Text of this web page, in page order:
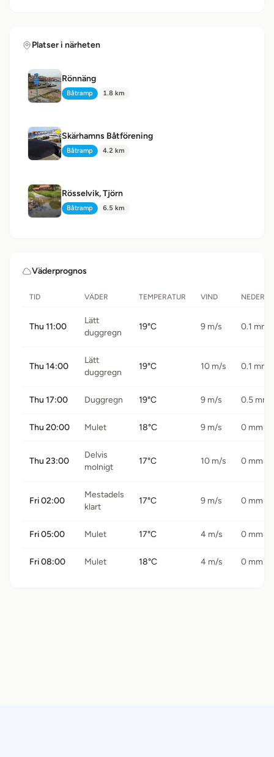
Platser i närheten
Rönnäng
Typ:
Båtramp Avstånd:
1.8 km
Skärhamns Båtförening
Typ:
Båtramp Avstånd:
4.2 km
Rösselvik, Tjörn
Typ:
Båtramp Avstånd:
6.5 km
Väderprognos
TID VÄDER TEMPERATUR VIND
Thu 11:00
Lätt
duggregn
19°C 9 m/s 0.1 mm
Thu 14:00
Lätt
duggregn
19°C 10 m/s 0.1 mm
Thu 17:00 Duggregn 19°C 9 m/s 0.5 mm
Thu 20:00 Mulet 18°C 9 m/s 0 mm
Thu 23:00
Delvis
molnigt
17°C 10 m/s 0 mm
Fri 02:00
Mestadels
klart
17°C 9 m/s 0 mm
Fri 05:00 Mulet 17°C 4 m/s 0 mm
Fri 08:00 Mulet 18°C 4 m/s 0 mm